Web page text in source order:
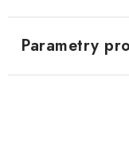
Parametry